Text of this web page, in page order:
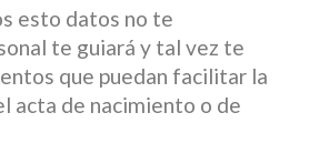
esto datos no te
te guiará y tal vez te
que puedan facilitar la
acta de nacimiento o de